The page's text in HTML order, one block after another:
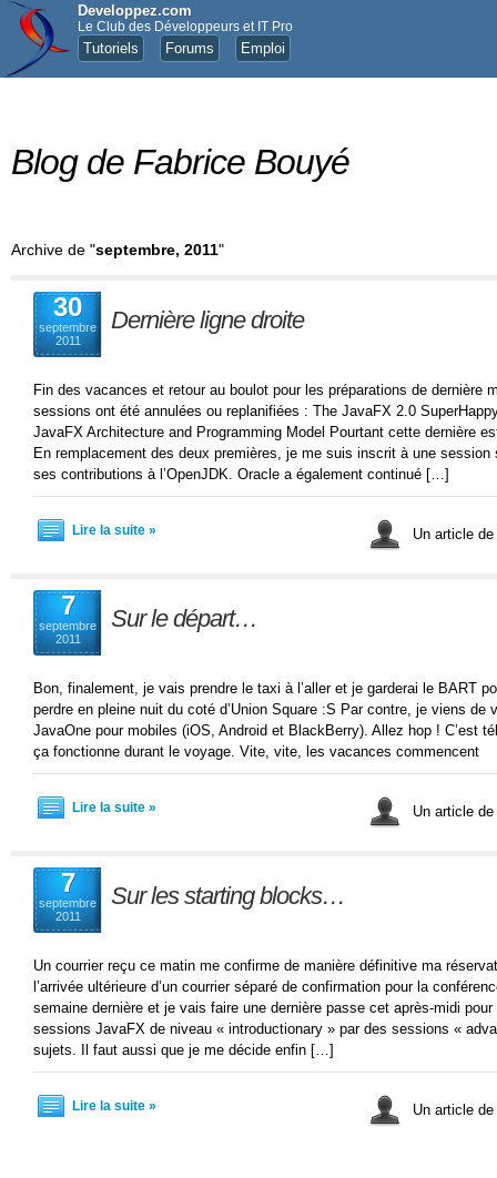
Developpez.com
Le Club des Développeurs et IT Pro
Tutoriels Forums Emploi
Blog de Fabrice Bouyé
Archive de "septembre, 2011"
30
septembre
2011
Dernière ligne droite
Fin des vacances et retour au boulot pour les préparations de dernière
sessions ont été annulées ou replanifiées : The JavaFX 2.0
JavaFX Architecture and Programming Model Pourtant cette dernière
En remplacement des deux premières, je me suis inscrit à une
ses contributions à l’OpenJDK. Oracle a également continué […]
Lire la suite » Un article
7
septembre
2011
Sur le départ…
Bon, finalement, je vais prendre le taxi à l’aller et je garderai le BART
perdre en pleine nuit du coté d’Union Square :S Par contre, je viens de
JavaOne pour mobiles (iOS, Android et BlackBerry). Allez hop ! C’est
ça fonctionne durant le voyage. Vite, vite, les vacances commencent
Lire la suite » Un article
7
septembre
2011
Sur les starting blocks…
Un courrier reçu ce matin me confirme de manière définitive ma
l’arrivée ultérieure d’un courrier séparé de confirmation pour la
semaine dernière et je vais faire une dernière passe cet après-midi
sessions JavaFX de niveau « introductionary » par des sessions «
sujets. Il faut aussi que je me décide enfin […]
Lire la suite » Un article